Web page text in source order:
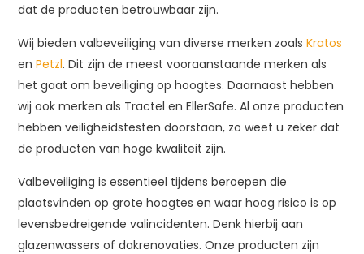
dat de producten betrouwbaar zijn.
Wij bieden valbeveiliging van diverse merken zoalsKratos
enPetzl. Dit zijn de meest vooraanstaande merken als
het gaat om beveiliging op hoogtes. Daarnaast hebben
wij ook merken als Tractel en EllerSafe. Al onze producten
hebben veiligheidstesten doorstaan, zo weet u zeker dat
de producten van hoge kwaliteit zijn.
Valbeveiliging is essentieel tijdens beroepen die
plaatsvinden op grote hoogtes en waar hoog risico is op
levensbedreigende valincidenten. Denk hierbij aan
glazenwassers of dakrenovaties. Onze producten zijn